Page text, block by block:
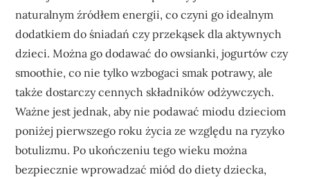
naturalnym źródłem energii, co czyni go idealnym
dodatkiem do śniadań czy przekąsek dla aktywnych
dzieci. Można go dodawać do owsianki, jogurtów czy
smoothie, co nie tylko wzbogaci smak potrawy, ale
także dostarczy cennych składników odżywczych.
Ważne jest jednak, aby nie podawać miodu dzieciom
poniżej pierwszego roku życia ze względu na ryzyko
botulizmu. Po ukończeniu tego wieku można
bezpiecznie wprowadzać miód do diety dziecka,